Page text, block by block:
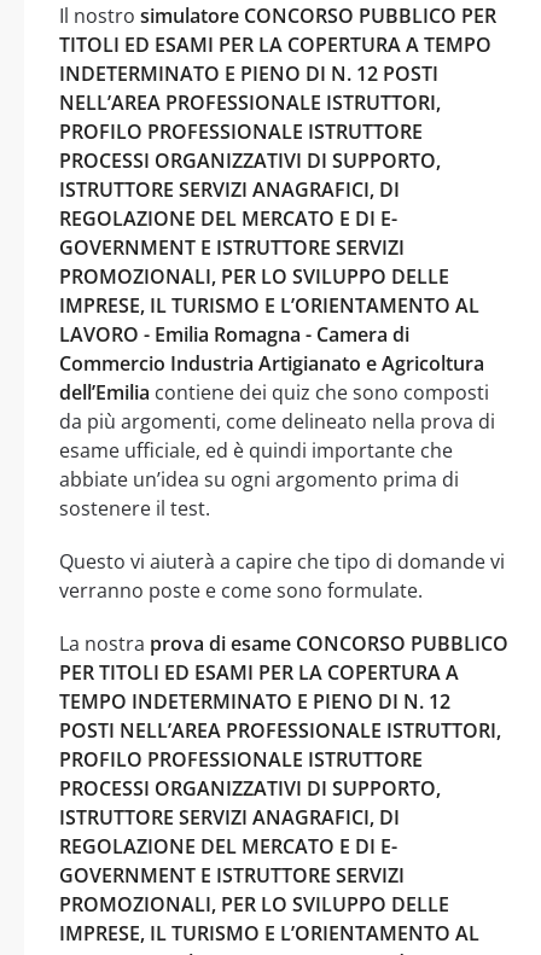
Il nostro simulatore CONCORSO PUBBLICO PER
TITOLI ED ESAMI PER LA COPERTURA A TEMPO
INDETERMINATO E PIENO DI N. 12 POSTI
NELL’AREA PROFESSIONALE ISTRUTTORI,
PROFILO PROFESSIONALE ISTRUTTORE
PROCESSI ORGANIZZATIVI DI SUPPORTO,
ISTRUTTORE SERVIZI ANAGRAFICI, DI
REGOLAZIONE DEL MERCATO E DI E-
GOVERNMENT E ISTRUTTORE SERVIZI
PROMOZIONALI, PER LO SVILUPPO DELLE
IMPRESE, IL TURISMO E L’ORIENTAMENTO AL
LAVORO - Emilia Romagna - Camera di
Commercio Industria Artigianato e Agricoltura
dell’Emilia contiene dei quiz che sono composti
da più argomenti, come delineato nella prova di
esame ufficiale, ed è quindi importante che
abbiate un’idea su ogni argomento prima di
sostenere il test.
Questo vi aiuterà a capire che tipo di domande vi
verranno poste e come sono formulate.
La nostra prova di esame CONCORSO PUBBLICO
PER TITOLI ED ESAMI PER LA COPERTURA A
TEMPO INDETERMINATO E PIENO DI N. 12
POSTI NELL’AREA PROFESSIONALE ISTRUTTORI,
PROFILO PROFESSIONALE ISTRUTTORE
PROCESSI ORGANIZZATIVI DI SUPPORTO,
ISTRUTTORE SERVIZI ANAGRAFICI, DI
REGOLAZIONE DEL MERCATO E DI E-
GOVERNMENT E ISTRUTTORE SERVIZI
PROMOZIONALI, PER LO SVILUPPO DELLE
IMPRESE, IL TURISMO E L’ORIENTAMENTO AL